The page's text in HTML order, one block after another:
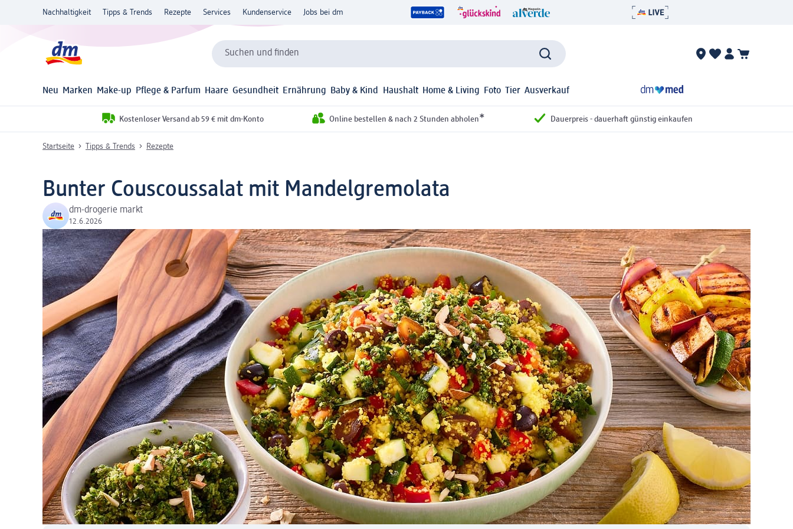
Nachhaltigkeit Tipps & Trends Rezepte Services Kundenservice Jobs bei dm
Suchen und finden
Neu Marken Make-up Pflege & Parfum Haare Gesundheit Ernährung Baby & Kind Haushalt Home & Living Foto Tier Ausverkauf
Kostenloser Versand ab 59 € mit dm-Konto Online bestellen & nach 2 Stunden abholen* Dauerpreis - dauerhaft günstig einkaufen
Startseite Tipps & Trends Rezepte
Bunter Couscoussalat mit Mandelgremolata
dm-drogerie markt
12.6.2026